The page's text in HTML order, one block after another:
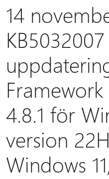
14
4.8.1 för
version
Windows